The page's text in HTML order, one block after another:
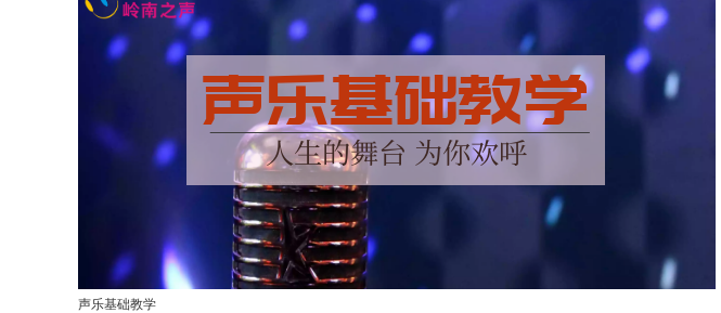
声乐基础教学